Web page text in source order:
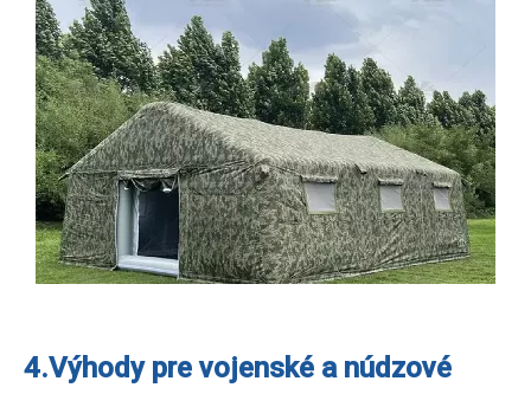
4.Výhody pre vojenské a núdzové